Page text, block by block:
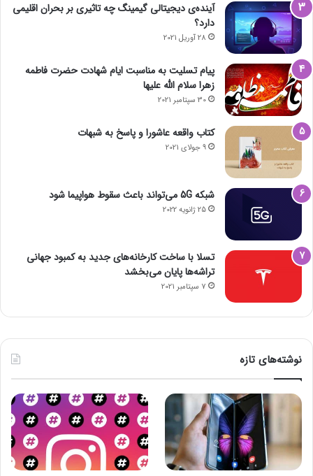
آینده‌ی دیجیتالی گیمینگ چه تاثیری بر بحران اقلیمی
دارد؟
28 آوریل 2021
پیام تسلیت به مناسبت ایام شهادت حضرت فاطمه
زهرا سلام الله علیها
30 سپتامبر 2021
کتاب واقعه عاشورا و پاسخ به شبهات
9 جولای 2021
شبکه 5G می‌تواند باعث سقوط هواپیما شود
25 ژانویه 2022
تسلا با ساخت کارخانه‌های جدید به کمبود جهانی
تراشه‌ها پایان می‌بخشد
7 سپتامبر 2021
نوشته‌های تازه